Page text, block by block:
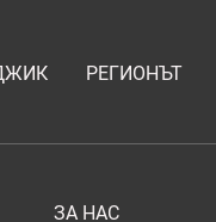
РЕГИОНЪТ
ЗА НАС